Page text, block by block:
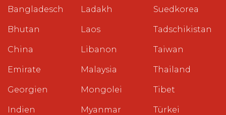
Bangladesch
Bhutan
China
Emirate
Georgien
Indien
Ladakh
Laos
Libanon
Malaysia
Mongolei
Myanmar
Suedkorea
Tadschikistan
Taiwan
Thailand
Tibet
Türkei